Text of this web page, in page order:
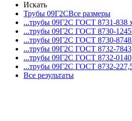
Искать
Трубы 09Г2СВсе размеры
...трубы 09Г2С ГОСТ 8731-838
...трубы 09Г2С ГОСТ 8730-12
...трубы 09Г2С ГОСТ 8730-87
...трубы 09Г2С ГОСТ 8732-78
...трубы 09Г2С ГОСТ 8732-01
...трубы 09Г2С ГОСТ 8732-22
Все результаты